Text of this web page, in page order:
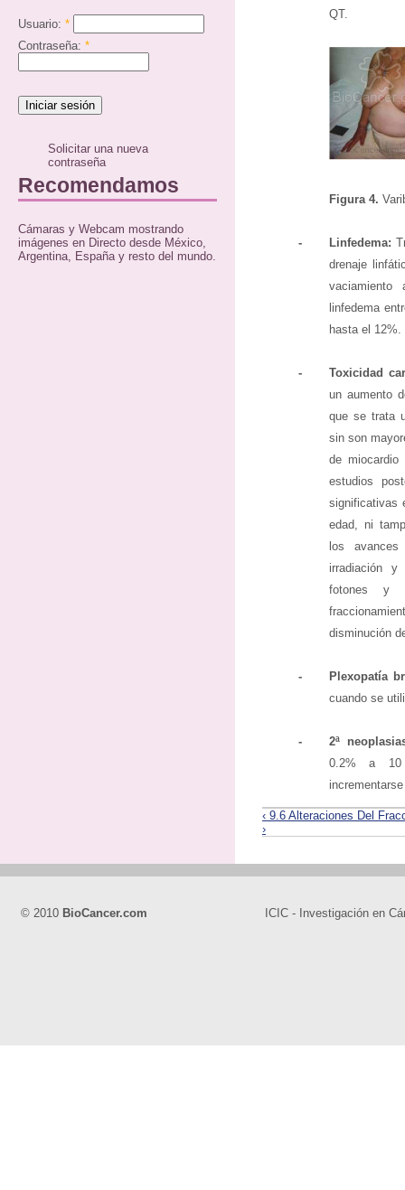
Usuario: *
Contraseña: *
Solicitar una nueva
contraseña
Recomendamos
Cámaras y Webcam mostrando
imágenes en Directo desde México,
Argentina, España y resto del mundo.
QT.
Figura 4.
- Linfedema:
drenaje
linfedema
hasta el 12%.
-
Toxicidad
un aumento
que se trata
sin son
de miocardio
estudios
significativas
edad, ni
los
irradiación
fotones y
disminución
-
Plexopatía
cuando se
-
2ª
0.2% a 10
‹ 9.6 Alteraciones Del
›
© 2010 BioCancer.com ICIC - Investigación en